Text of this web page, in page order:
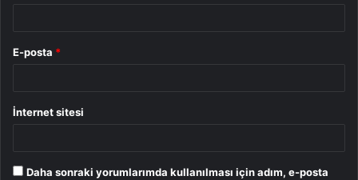
E-posta *
İnternet sitesi
Daha sonraki yorumlarımda kullanılması için adım, e-posta